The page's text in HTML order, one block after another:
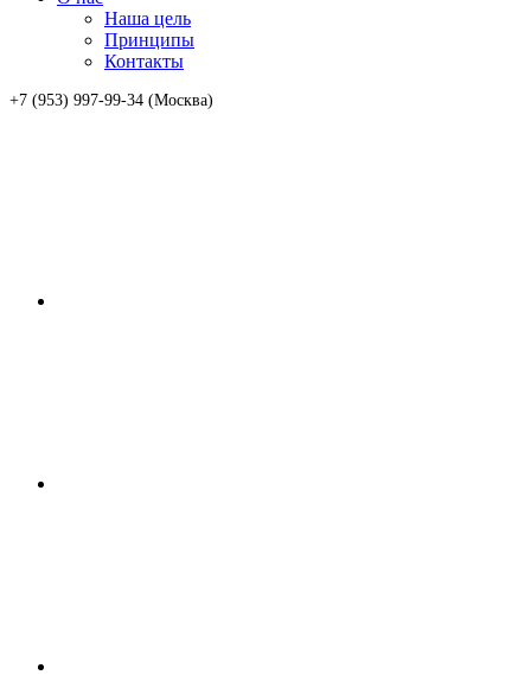
Наша цель
Принципы
Контакты
+7 (953) 997-99-34 (Москва)